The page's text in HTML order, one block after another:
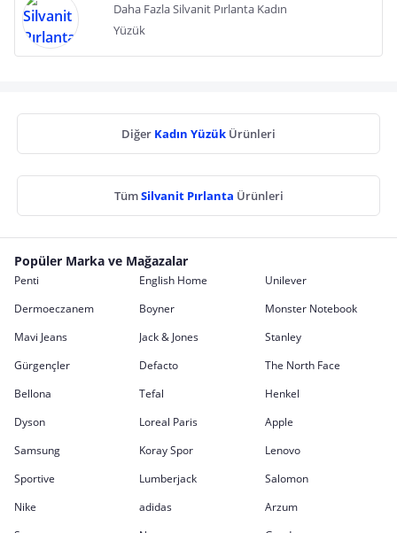
Daha Fazla Silvanit Pırlanta Kadın
Yüzük
Diğer Kadın Yüzük Ürünleri
TümSilvanit Pırlanta Ürünleri
Popüler Marka ve Mağazalar
Penti English Home
Unilever
Dermoeczanem
Boyner
Monster Notebook
Mavi Jeans
Jack & Jones
Stanley
Gürgençler
Defacto
The North Face
Bellona
Tefal
Henkel
Dyson
Loreal Paris
Apple
Samsung
Koray Spor
Lenovo
Sportive
Lumberjack
Salomon
Nike
adidas
Arzum